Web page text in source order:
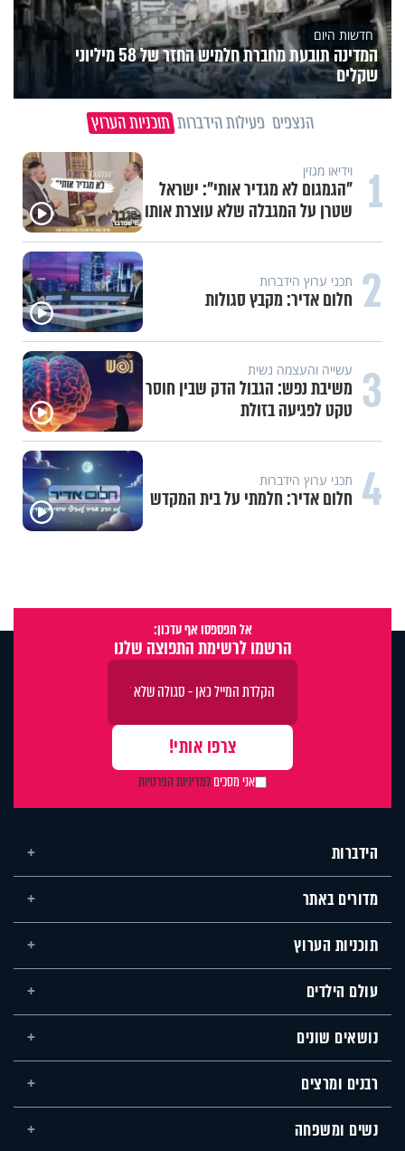
חדשות היום
המדינה תובעת מחברת חלמיש החזר של 58 מיליוני
שקלים
הנצפים פעילות הידברות תוכניות הערוץ
1 וידיאו מגזין
"הגמגום לא מגדיר אותי": ישראל
שטרן על המגבלה שלא עוצרת אותו
2 תכני ערוץ הידברות
חלום אדיר: מקבץ סגולות
3 עשייה והעצמה נשית
משיבת נפש: הגבול הדק שבין חוסר
טקט לפגיעה בזולת
4 תכני ערוץ הידברות
חלום אדיר: חלמתי על בית המקדש
אל תפספסו אף עדכון:
הרשמו לרשימת התפוצה שלנו
אני מסכיםלמדיניות הפרטיות
הידברות
מדורים באתר
תוכניות הערוץ
עולם הילדים
נושאים שונים
רבנים ומרצים
נשים ומשפחה